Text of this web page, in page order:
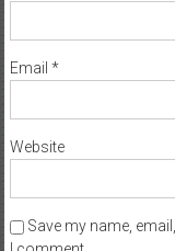
Email *
Website
Save my name,